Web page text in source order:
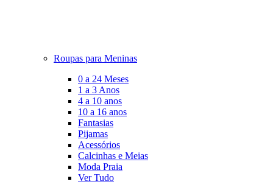
Roupas para Meninas
0 a 24 Meses
1 a 3 Anos
4 a 10 anos
10 a 16 anos
Fantasias
Pijamas
Acessórios
Calcinhas e Meias
Moda Praia
Ver Tudo